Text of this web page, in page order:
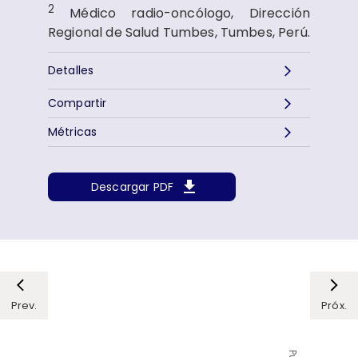
2 Médico radio-oncólogo, Dirección
Regional de Salud Tumbes, Tumbes, Perú.
Detalles
Descargar PDF
Métricas
Compartir
Prev. Próx.